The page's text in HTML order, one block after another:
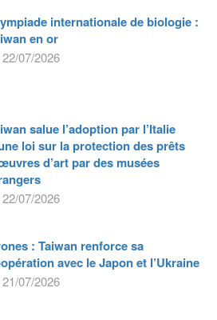
internationale de biologie :
en or
07/2026
salue l’adoption par l’Italie
loi sur la protection des prêts
d’art par des musées
07/2026
: Taiwan renforce sa
avec le Japon et l’Ukraine
07/2026